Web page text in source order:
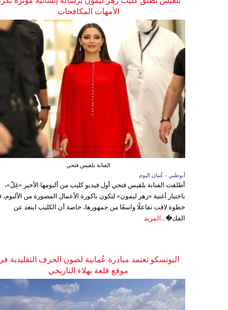
الأمهات المكافحات
الفنانة بلقيس فتحي
أبوظبي - عُمان اليوم
أطلقت الفنانة بلقيس فتحي أول فيديو كليب من ألبومها الأخير «غِلّ»،
باختيار أغنية «زهر ليمون» لتكون باكورة الأعمال المصورة من
خطوة لاقت تفاعلًا واسعًا من جمهورها، خاصة أن الكليب ابتعد عن
الفك�... المزيد
اليونسكو تعتمد مبادرة عُمانية لصون الحرف التقليدية
موقع قلعة بهلاء التاريخي